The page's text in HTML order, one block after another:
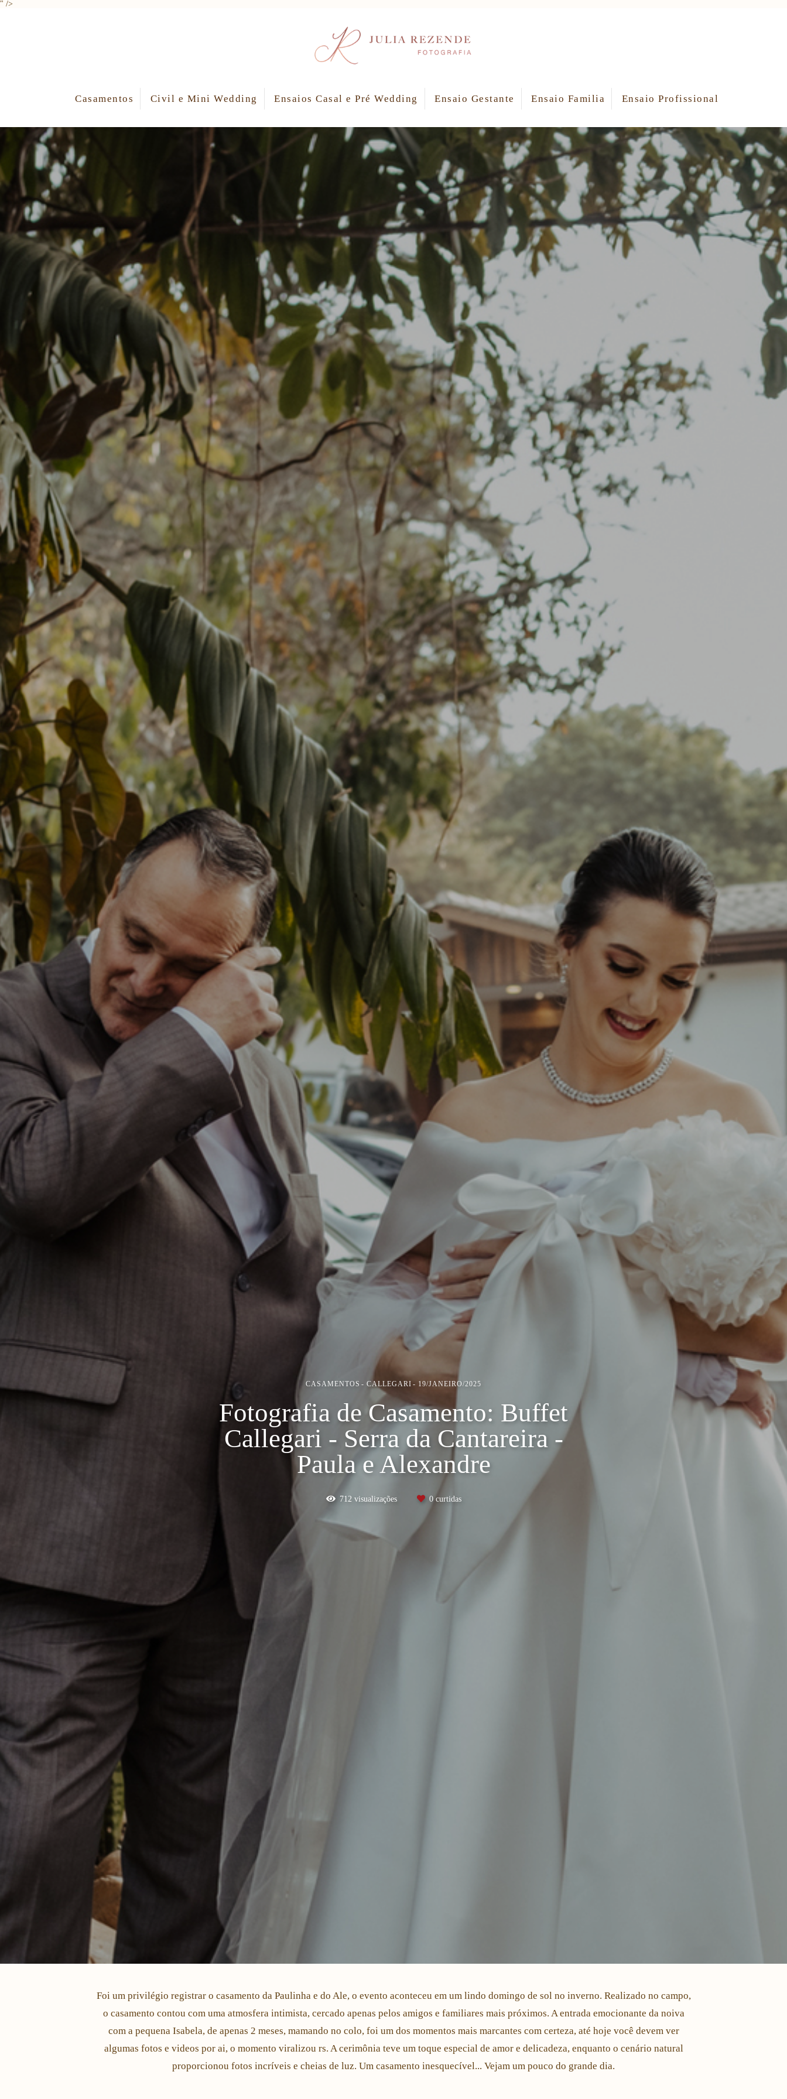
" />
Casamentos Civil e Mini Wedding Ensaios Casal e Pré Wedding Ensaio Gestante Ensaio Familia Ensaio Profissional
CASAMENTOS CALLEGARI 19/JANEIRO/2025
Fotografia de Casamento: Buffet
Callegari - Serra da Cantareira -
Paula e Alexandre
712 visualizações 0curtidas
Foi um privilégio registrar o casamento da Paulinha e do Ale, o evento aconteceu em um lindo domingo de sol no inverno. Realizado no campo,
o casamento contou com uma atmosfera intimista, cercado apenas pelos amigos e familiares mais próximos. A entrada emocionante da noiva
com a pequena Isabela, de apenas 2 meses, mamando no colo, foi um dos momentos mais marcantes com certeza, até hoje você devem ver
algumas fotos e videos por ai, o momento viralizou rs. A cerimônia teve um toque especial de amor e delicadeza, enquanto o cenário natural
proporcionou fotos incríveis e cheias de luz. Um casamento inesquecível... Vejam um pouco do grande dia.